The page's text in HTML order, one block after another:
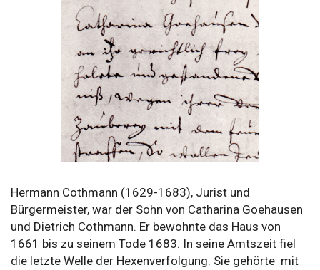
Hermann Cothmann (1629-1683), Jurist und
Bürgermeister, war der Sohn von Catharina Goehausen
und Dietrich Cothmann. Er bewohnte das Haus von
1661 bis zu seinem Tode 1683. In seine Amtszeit fiel
die letzte Welle der Hexenverfolgung. Sie gehörte mit